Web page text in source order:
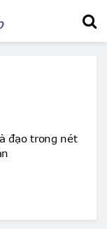
đạo trong nét